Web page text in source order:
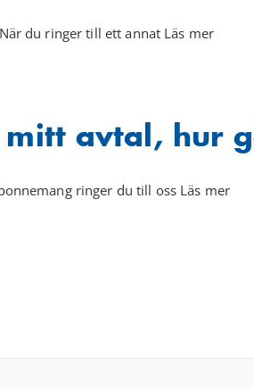
du ringer till ett annat Läs mer
avtal, hur
ringer du till oss Läs mer